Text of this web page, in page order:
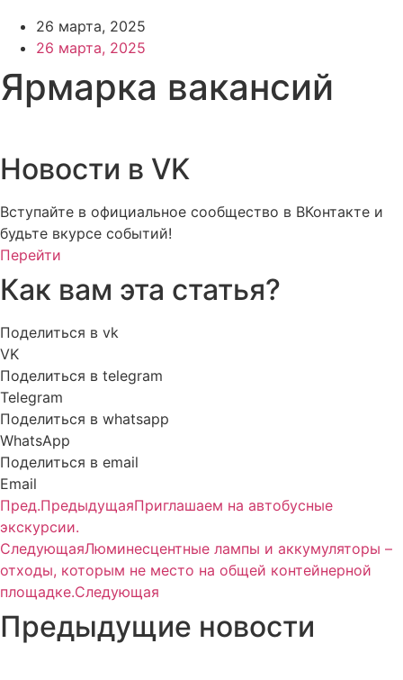
26 марта, 2025
26 марта, 2025
Ярмарка вакансий
Новости в VK
Вступайте в официальное сообщество в ВКонтакте и
будьте вкурсе событий!
Перейти
Как вам эта статья?
Поделиться в vk
VK
Поделиться в telegram
Telegram
Поделиться в whatsapp
WhatsApp
Поделиться в email
Email
Пред.ПредыдущаяПриглашаем на автобусные
экскурсии.
СледующаяЛюминесцентные лампы и аккумуляторы –
отходы, которым не место на общей контейнерной
площадке.Следующая
Предыдущие новости